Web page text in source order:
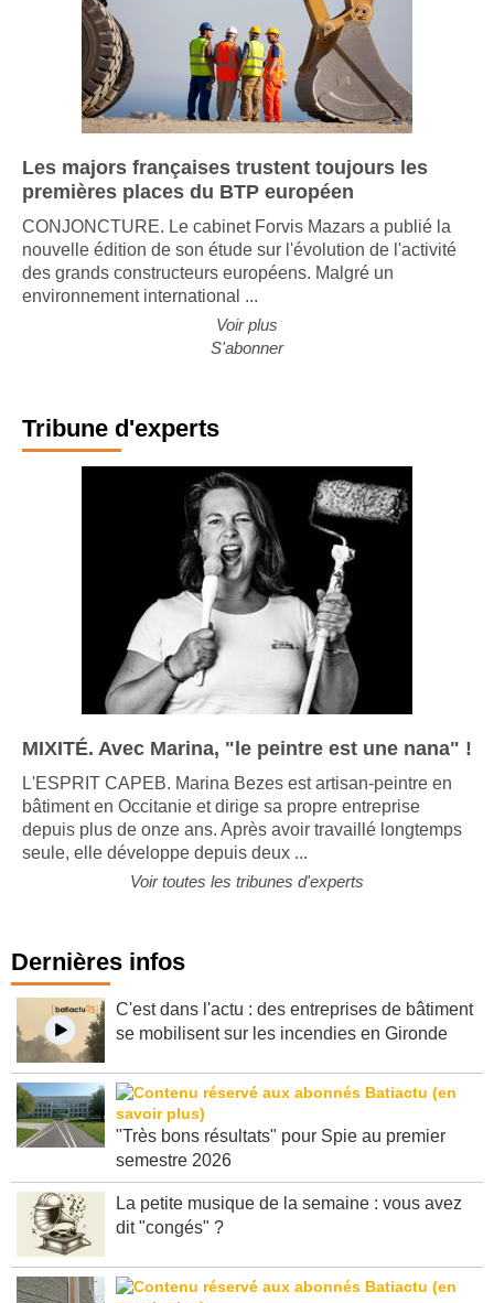
Les majors françaises trustent toujours les
premières places du BTP européen
CONJONCTURE. Le cabinet Forvis Mazars a publié la
nouvelle édition de son étude sur l'évolution de l'activité
des grands constructeurs européens. Malgré un
Voir plus
Tribune d'experts
MIXITÉ. Avec Marina, "le peintre est une nana" !
L'ESPRIT CAPEB. Marina Bezes est artisan-peintre en
bâtiment en Occitanie et dirige sa propre entreprise
depuis plus de onze ans. Après avoir travaillé longtemps
Dernières infos
C'est dans l'actu : des entreprises de bâtiment
"Très bons résultats" pour Spie au premier
La petite musique de la semaine : vous avez